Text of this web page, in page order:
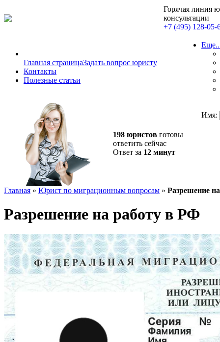
Горячая линия
консультации
+7 (495) 128-05-
Главная страницаЗадать вопрос юристу
Контакты
Полезные статьи
198 юристов готовы
ответить сейчас
Ответ за 12 минут
Имя:
Главная » Юрист по миграционным вопросам » Разрешение
Разрешение на работу в РФ